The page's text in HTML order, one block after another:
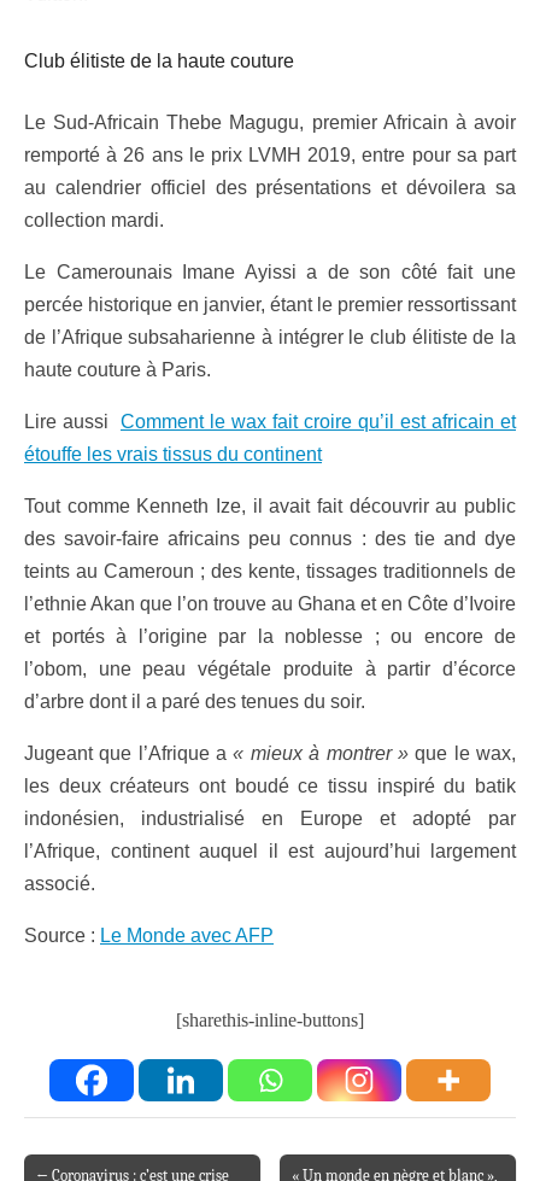
Club élitiste de la haute couture
Le Sud-Africain Thebe Magugu, premier Africain à avoir
remporté à 26 ans le prix LVMH 2019, entre pour sa part
au calendrier officiel des présentations et dévoilera sa
collection mardi.
Le Camerounais Imane Ayissi a de son côté fait une
percée historique en janvier, étant le premier ressortissant
de l’Afrique subsaharienne à intégrer le club élitiste de la
haute couture à Paris.
Lire aussi Comment le wax fait croire qu’il est africain et
étouffe les vrais tissus du continent
Tout comme Kenneth Ize, il avait fait découvrir au public
des savoir-faire africains peu connus : des tie and dye
teints au Cameroun ; des kente, tissages traditionnels de
l’ethnie Akan que l’on trouve au Ghana et en Côte d’Ivoire
et portés à l’origine par la noblesse ; ou encore de
l’obom, une peau végétale produite à partir d’écorce
d’arbre dont il a paré des tenues du soir.
Jugeant que l’Afrique a« mieux à montrer »que le wax,
les deux créateurs ont boudé ce tissu inspiré du batik
indonésien, industrialisé en Europe et adopté par
l’Afrique, continent auquel il est aujourd’hui largement
associé.
Source : Le Monde avec AFP
[sharethis-inline-buttons]
← Coronavirus : c’est une crise « Un monde en nègre et blanc »,